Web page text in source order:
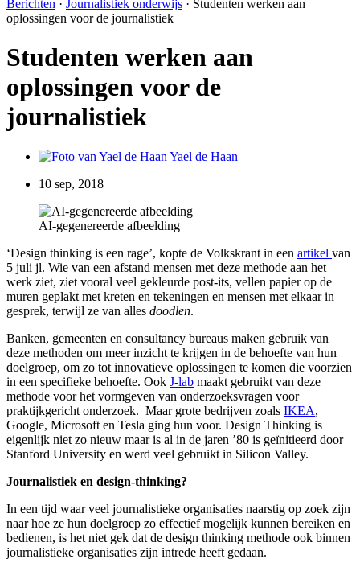
Berichten · Journalistiek onderwijs · Studenten werken aan
oplossingen voor de journalistiek
Studenten werken aan
oplossingen voor de
journalistiek
Yael de Haan
10 sep, 2018
AI-gegenereerde afbeelding
‘Design thinking is een rage’, kopte de Volkskrant in een artikel van
5 juli jl. Wie van een afstand mensen met deze methode aan het
werk ziet, ziet vooral veel gekleurde post-its, vellen papier op de
muren geplakt met kreten en tekeningen en mensen met elkaar in
gesprek, terwijl ze van alles doodlen.
Banken, gemeenten en consultancy bureaus maken gebruik van
deze methoden om meer inzicht te krijgen in de behoefte van hun
doelgroep, om zo tot innovatieve oplossingen te komen die voorzien
in een specifieke behoefte. Ook J-lab maakt gebruikt van deze
methode voor het vormgeven van onderzoeksvragen voor
praktijkgericht onderzoek. Maar grote bedrijven zoals IKEA,
Google, Microsoft en Tesla ging hun voor. Design Thinking is
eigenlijk niet zo nieuw maar is al in de jaren ’80 is geïnitieerd door
Stanford University en werd veel gebruikt in Silicon Valley.
Journalistiek en design-thinking?
In een tijd waar veel journalistieke organisaties naarstig op zoek zijn
naar hoe ze hun doelgroep zo effectief mogelijk kunnen bereiken en
bedienen, is het niet gek dat de design thinking methode ook binnen
journalistieke organisaties zijn intrede heeft gedaan.